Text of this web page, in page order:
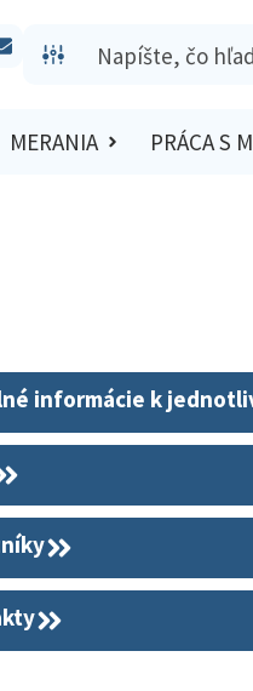
MERANIA PRÁCA S
informácie k